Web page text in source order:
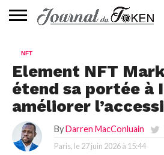
📰
EVALUATION
GUIDE
TENDANCES
À
CONTACTEZ-
NFT
Element NFT
étend sa portée à
améliorer
By Darren MacConluain
Paris, le 27 juin 2026 à 15:44